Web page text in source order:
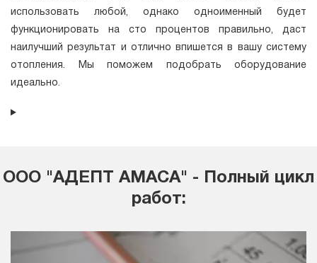
использовать любой, однако одноименный будет
функционировать на сто процентов правильно, даст
наилучший результат и отлично впишется в вашу систему
отопления. Мы поможем подобрать оборудование
идеально.
ООО "АДЕПТ АМАСА" - Полный цикл
работ: